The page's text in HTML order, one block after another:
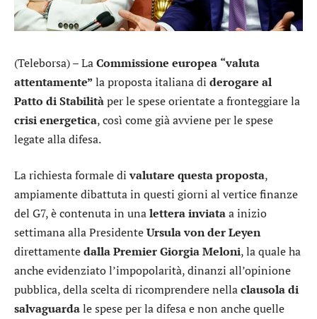
(Teleborsa) – LaCommissione europea “valuta
attentamente” la proposta italiana di derogare al
Patto di Stabilitàper le spese orientate a fronteggiare la
crisi energetica, così come già avviene per le spese
legate alla difesa.
La richiesta formale divalutare questa proposta,
ampiamente dibattuta in questi giorni al vertice finanze
del G7, è contenuta in unaletterainviataa inizio
settimana alla PresidenteUrsula von der Leyen
direttamentedalla Premier Giorgia Meloni, la quale ha
anche evidenziato l’impopolarità, dinanzi all’opinione
pubblica, della scelta di ricomprendere nellaclausola di
salvaguardale spese per la difesa e non anche quelle